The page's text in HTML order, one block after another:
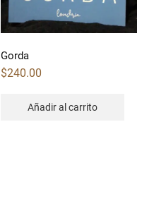
Gorda
$240.00
Añadir al carrito